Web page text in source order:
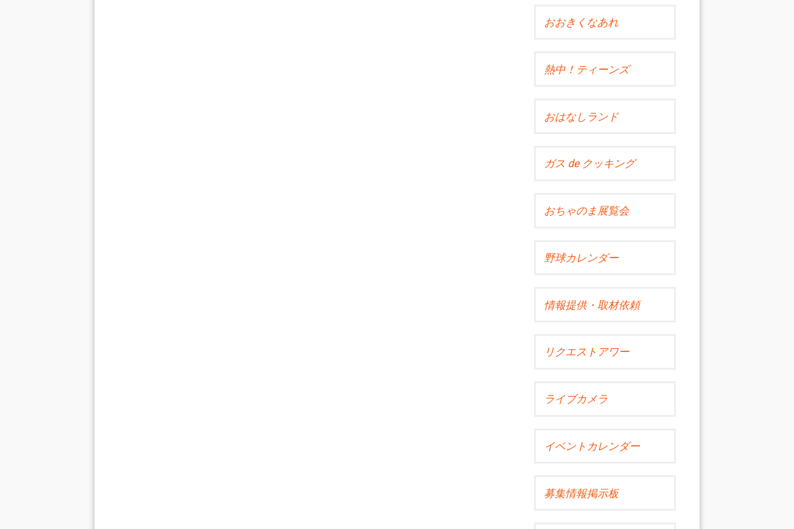
おおきくなあれ
熱中！ティーンズ
おはなしランド
ガス de クッキング
おちゃのま展覧会
野球カレンダー
情報提供・取材依頼
リクエストアワー
ライブカメラ
イベントカレンダー
募集情報掲示板